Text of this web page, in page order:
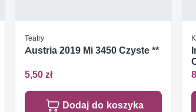
Teatry
Austria 2019 Mi 3450 Czyste **
5,50 zł
Dodaj do koszyka